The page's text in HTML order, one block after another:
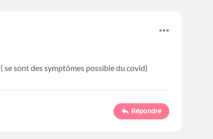
sont des symptômes possible du covid)
Répondre